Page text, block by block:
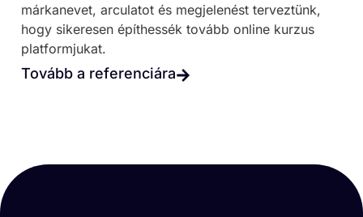
márkanevet, arculatot és megjelenést terveztünk,
hogy sikeresen építhessék tovább online kurzus
platformjukat.
Tovább a referenciára